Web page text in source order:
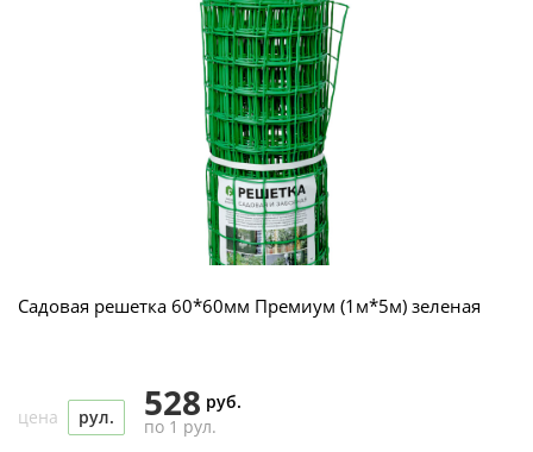
Садовая решетка 60*60мм Премиум (1м*5м) зеленая
цена рул. 528 руб.
по 1 рул.